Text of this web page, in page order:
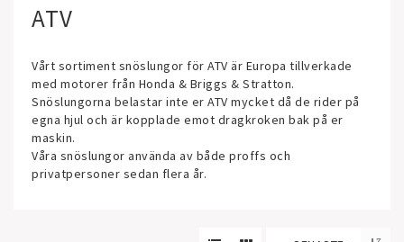
ATV
Vårt sortiment snöslungor för ATV är Europa tillverkade
med motorer från Honda & Briggs & Stratton.
Snöslungorna belastar inte er ATV mycket då de rider på
egna hjul och är kopplade emot dragkroken bak på er
maskin.
Våra snöslungor använda av både proffs och
privatpersoner sedan flera år.